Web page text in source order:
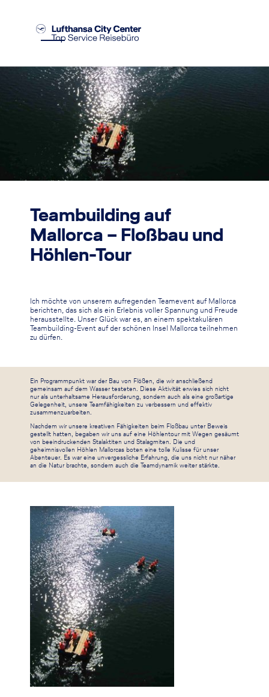
Teambuilding auf
Mallorca – Floßbau und
Höhlen-Tour
Ich möchte von unserem aufregenden Teamevent auf Mallorca
berichten, das sich als ein Erlebnis voller Spannung und Freude
herausstellte. Unser Glück war es, an einem spektakulären
Teambuilding-Event auf der schönen Insel Mallorca teilnehmen
zu dürfen.
Ein Programmpunkt war der Bau von Flößen, die wir anschließend
gemeinsam auf dem Wasser testeten. Diese Aktivität erwies sich nicht
nur als unterhaltsame Herausforderung, sondern auch als eine großartige
Gelegenheit, unsere Teamfähigkeiten zu verbessern und effektiv
zusammenzuarbeiten.
Nachdem wir unsere kreativen Fähigkeiten beim Floßbau unter Beweis
gestellt hatten, begaben wir uns auf eine Höhlentour mit Wegen gesäumt
von beeindruckenden Stalaktiten und Stalagmiten. Die und
geheimnisvollen Höhlen Mallorcas boten eine tolle Kulisse für unser
Abenteuer. Es war eine unvergessliche Erfahrung, die uns nicht nur näher
an die Natur brachte, sondern auch die Teamdynamik weiter stärkte.